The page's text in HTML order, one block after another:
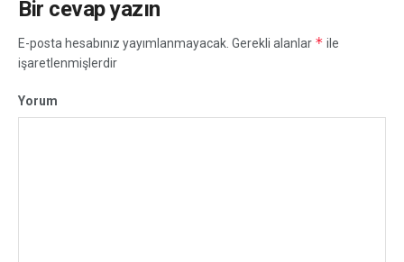
Bir cevap yazın
E-posta hesabınız yayımlanmayacak. Gerekli alanlar * ile
işaretlenmişlerdir
Yorum